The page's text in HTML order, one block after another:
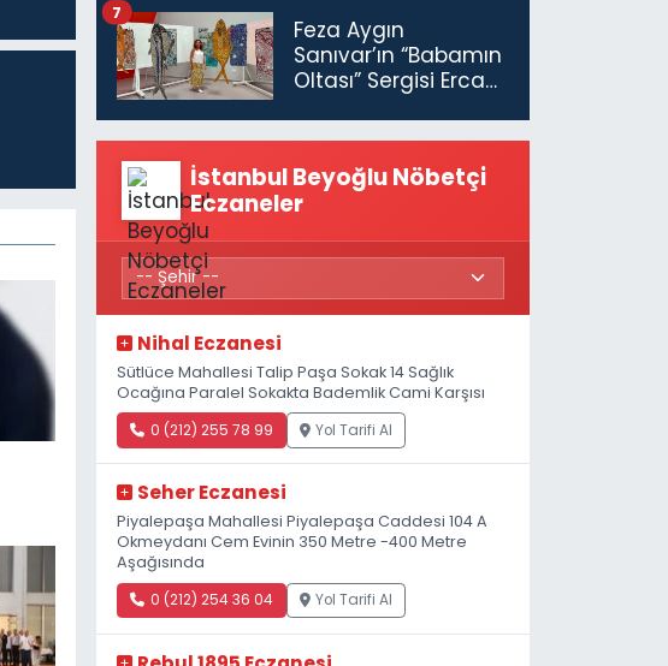
Feza Aygın
Sanıvar’ın “Babamın
Oltası” Sergisi Ercan
7
İstanbul Beyoğlu Nöbetçi
Eczaneler
Nihal Eczanesi
Sütlüce Mahallesi Talip Paşa Sokak 14 Sağlık
Ocağına Paralel Sokakta Bademlik Cami Karşısı
0 (212) 255 78 99 Yol Tarifi Al
Seher Eczanesi
Piyalepaşa Mahallesi Piyalepaşa Caddesi 104 A
Okmeydanı Cem Evinin 350 Metre -400 Metre
Aşağısında
0 (212) 254 36 04 Yol Tarifi Al